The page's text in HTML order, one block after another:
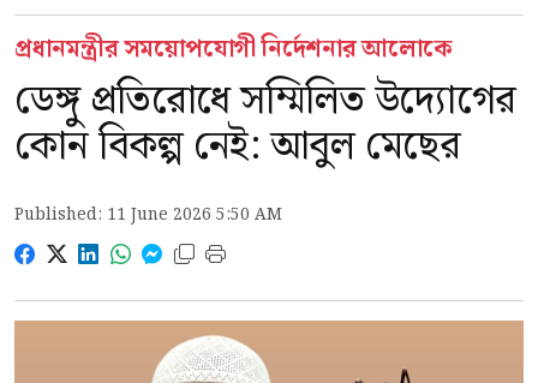
প্রধানমন্ত্রীর সময়োপযোগী নির্দেশনার আলোকে
ডেঙ্গু প্রতিরোধে সম্মিলিত উদ্যোগের
কোন বিকল্প নেই: আবুল মেছের
Published: 11 June 2026 5:50 AM